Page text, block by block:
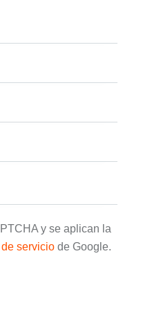
y se aplican la
servicio de Google.